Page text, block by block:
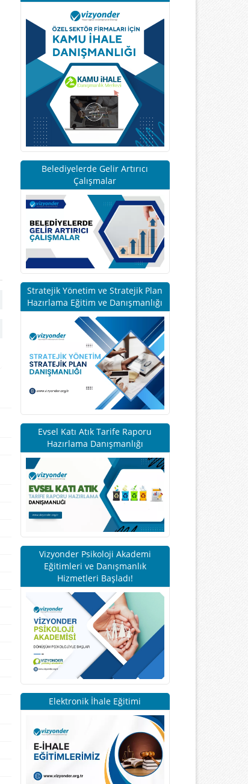
Belediyelerde Gelir Artırıcı
Çalışmalar
Stratejik Yönetim ve Stratejik Plan
Hazırlama Eğitim ve Danışmanlığı
Evsel Katı Atık Tarife Raporu
Hazırlama Danışmanlığı
Vizyonder Psikoloji Akademi
Eğitimleri ve Danışmanlık
Hizmetleri Başladı!
Elektronik İhale Eğitimi